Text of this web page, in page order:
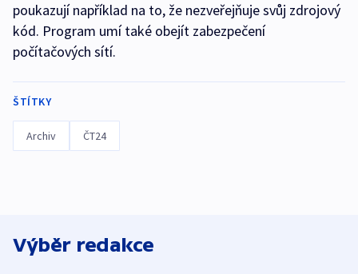
poukazují například na to, že nezveřejňuje svůj zdrojový
kód. Program umí také obejít zabezpečení
počítačových sítí.
ŠTÍTKY
Archiv ČT24
Výběr redakce